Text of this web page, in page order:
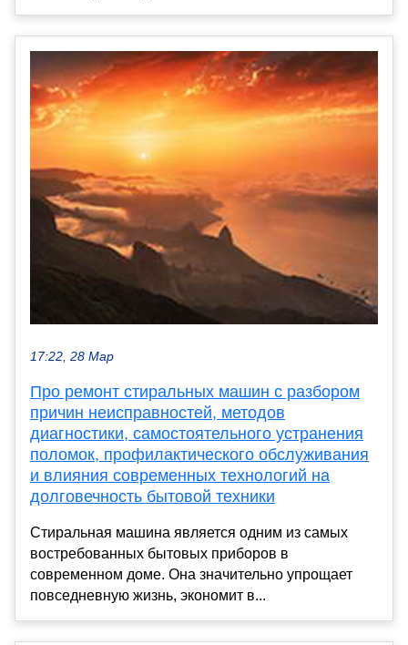
17:22, 28 Мар
Про ремонт стиральных машин с разбором
причин неисправностей, методов
диагностики, самостоятельного устранения
поломок, профилактического обслуживания
и влияния современных технологий на
долговечность бытовой техники
Стиральная машина является одним из самых
востребованных бытовых приборов в
современном доме. Она значительно упрощает
повседневную жизнь, экономит в...